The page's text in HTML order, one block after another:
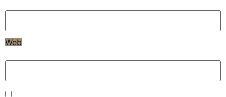
Web